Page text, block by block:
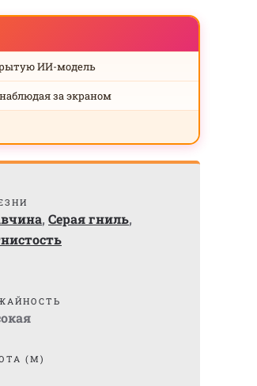
ИИ-модель
за экраном
, Серая гниль,
(М)